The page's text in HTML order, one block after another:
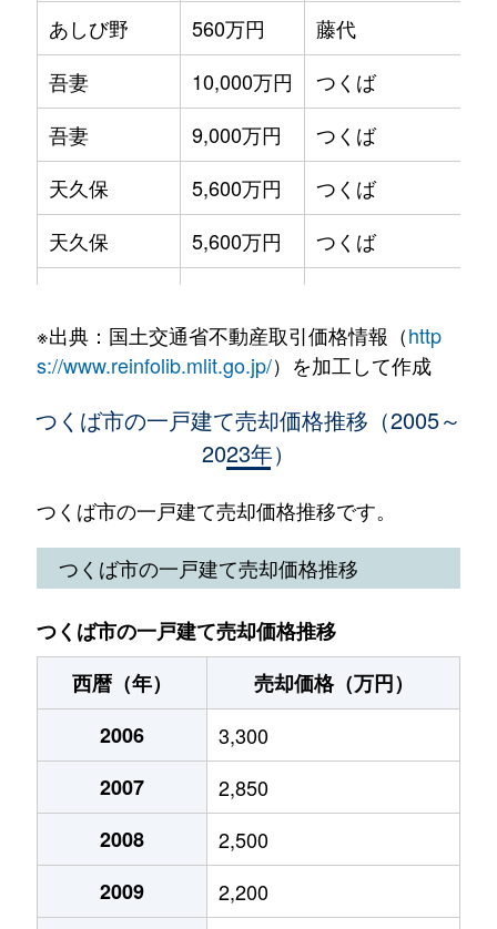
あしび野
560万円
藤代
吾妻
10,000万円
つくば
吾妻
9,000万円
つくば
天久保
5,600万円
つくば
天久保
5,600万円
つくば
天久保
5,000万円
つくば
10,000万円
今鹿島
1,700万円
石下
今鹿島
850万円
研究学園
梅園
1,500万円
荒川沖
梅園
3,300万円
荒川沖
200万円
※出典：国土交通省不動産取引価格情報（http
s://www.reinfolib.mlit.go.jp/）を加工して作成
つくば市の一戸建て売却価格推移（2005～
2023年）
つくば市の一戸建て売却価格推移です。
つくば市の一戸建て売却価格推移
つくば市の一戸建て売却価格推移
西暦（年）
売却価格（万円）
2006
3,300
2007
2,850
2008
2,500
2009
2,200